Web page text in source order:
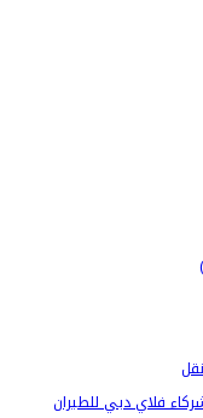
فلاي دبي للطيران